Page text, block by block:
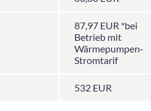
87,97 EUR *bei
Betrieb mit
Wärmepumpen-
Stromtarif
532 EUR